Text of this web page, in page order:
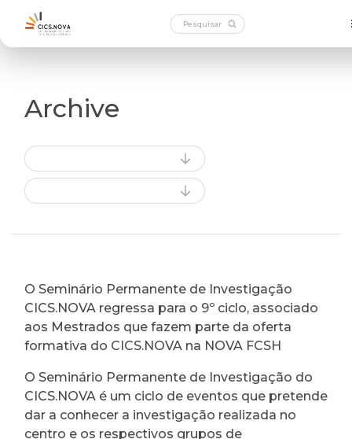
Archive
O Seminário Permanente de Investigação
CICS.NOVA regressa para o 9º ciclo, associado
aos Mestrados que fazem parte da oferta
formativa do CICS.NOVA na NOVA FCSH
O Seminário Permanente de Investigação do
CICS.NOVA é um ciclo de eventos que pretende
dar a conhecer a investigação realizada no
centro e os respectivos grupos de